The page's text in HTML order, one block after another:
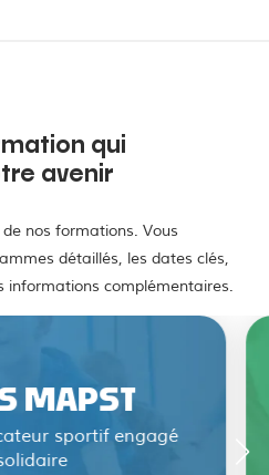
qui
avenir
nos formations. Vous
détaillés, les dates clés,
informations complémentaires.
MAPST
sportif engagé